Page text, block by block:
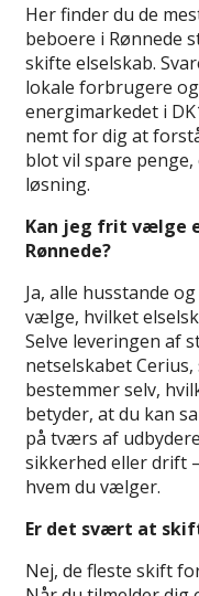
Her finder du de
beboere i Rønnede
skifte elselskab.
lokale forbrugere
energimarkedet i
nemt for dig at
blot vil spare
løsning.
Kan jeg frit vælge
Rønnede?
Ja, alle husstande
vælge, hvilket
Selve leveringen af
netselskabet
bestemmer selv,
betyder, at du kan
på tværs af
sikkerhed eller drift
hvem du vælger.
Er det svært at
Nej, de fleste skift